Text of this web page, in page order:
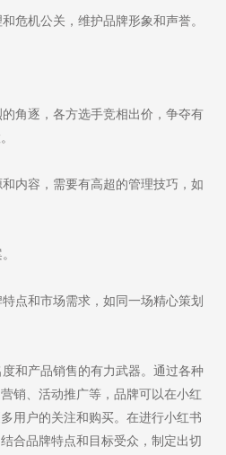
危机公关，维护品牌形象和声誉。
角逐，各方选手竞相出价，争夺有
内容，需要有高超的管理技巧，如
点和市场需求，如同一场精心策划
和产品销售的有力武器。通过各种
销、活动推广等，品牌可以在小红
用户的关注和购买。在进行小红书
合品牌特点和目标受众，制定出切